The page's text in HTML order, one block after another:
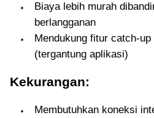
Biaya lebih murah
berlangganan
Mendukung fitur catch-
(tergantung aplikasi)
Kekurangan:
Membutuhkan koneksi